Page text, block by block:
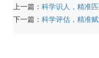
上一篇：科学识人，精准
下一篇：科学评估，精准